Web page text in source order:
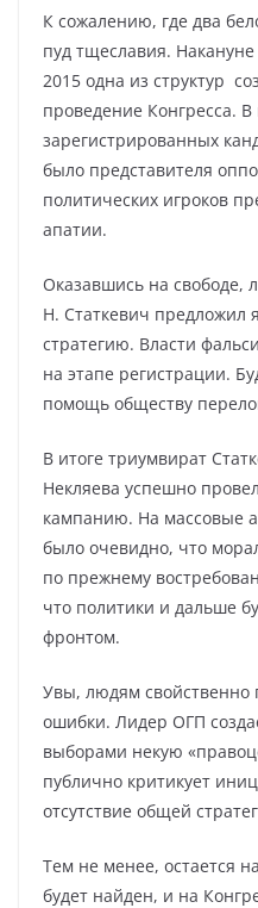
К сожалению, где два
пуд тщеславия.
2015 одна из структур
проведение Конгресса. В
зарегистрированных
было представителя
политических игроков
апатии.
Оказавшись на свободе,
Н. Статкевич предложил
стратегию. Власти
на этапе регистрации.
помощь обществу
В итоге триумвират
Некляева успешно
кампанию. На массовые
было очевидно, что
по прежнему
что политики и дальше
фронтом.
Увы, людям свойственно
ошибки. Лидер ОГП
выборами некую
публично критикует
отсутствие общей
Тем не менее, остается
будет найден, и на